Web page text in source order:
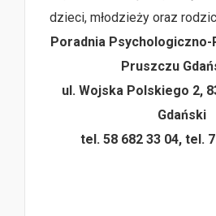
dzieci, młodzieży oraz
Poradnia
Pruszczu
ul. Wojska Polskiego 2,
Gdański
tel. 58 682 33 04, tel.